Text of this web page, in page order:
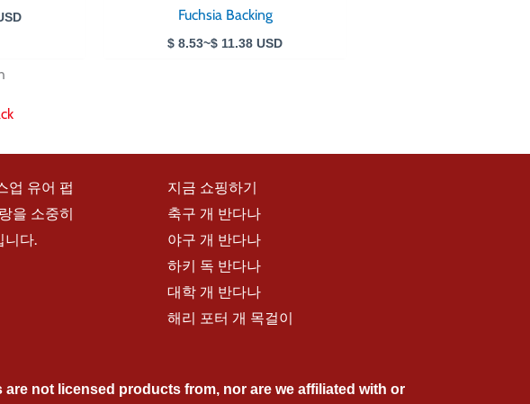
Fuchsia Backing
$ 8.53~$ 11.38 USD
업 유어 펍
을 소중히
니다.
지금 쇼핑하기
축구 개 반다나
야구 개 반다나
하키 독 반다나
대학 개 반다나
해리 포터 개 목걸이
not licensed products from, nor are we affiliated with or